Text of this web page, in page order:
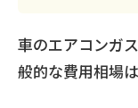
車のエアコンガ
般的な費用相場